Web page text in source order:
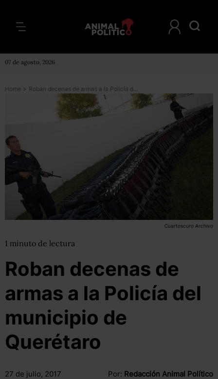
07 de agosto, 2026
Home > Roban decenas de armas a la Policía del municipio de Querétaro
Cuartoscuro Archivo
1 minuto de lectura
Roban decenas de
armas a la Policía del
municipio de
Querétaro
27 de julio, 2017 Por: Redacción Animal Político